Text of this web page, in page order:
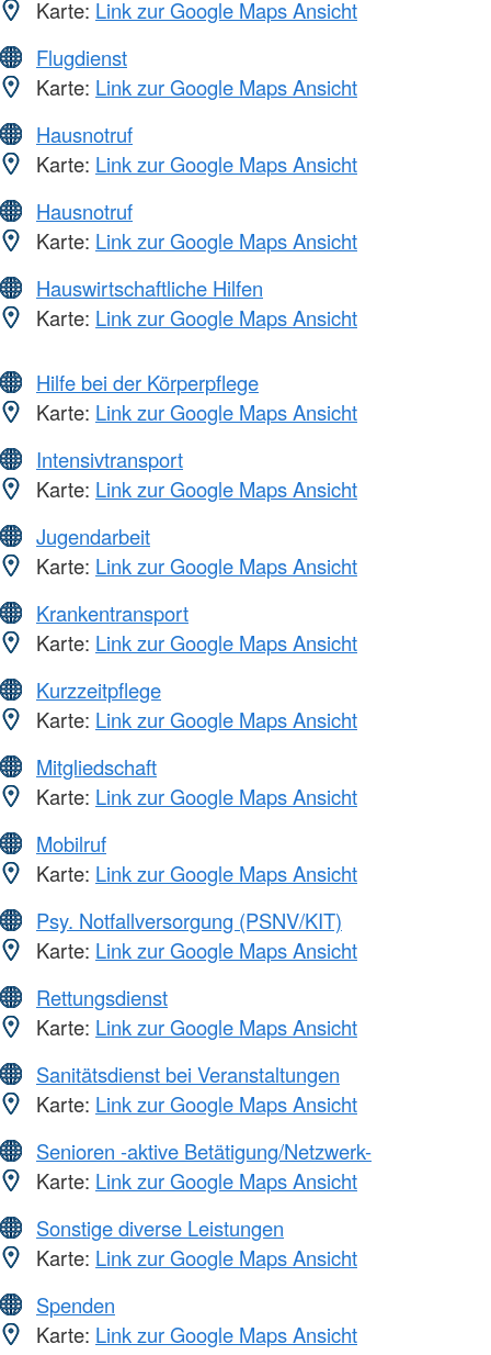
Karte: Link zur Google Maps Ansicht
Flugdienst
Karte: Link zur Google Maps Ansicht
Hausnotruf
Karte: Link zur Google Maps Ansicht
Hausnotruf
Karte: Link zur Google Maps Ansicht
Hauswirtschaftliche Hilfen
Karte: Link zur Google Maps Ansicht
Hilfe bei der Körperpflege
Karte: Link zur Google Maps Ansicht
Intensivtransport
Karte: Link zur Google Maps Ansicht
Jugendarbeit
Karte: Link zur Google Maps Ansicht
Krankentransport
Karte: Link zur Google Maps Ansicht
Kurzzeitpflege
Karte: Link zur Google Maps Ansicht
Mitgliedschaft
Karte: Link zur Google Maps Ansicht
Mobilruf
Karte: Link zur Google Maps Ansicht
Psy. Notfallversorgung (PSNV/KIT)
Karte: Link zur Google Maps Ansicht
Rettungsdienst
Karte: Link zur Google Maps Ansicht
Sanitätsdienst bei Veranstaltungen
Karte: Link zur Google Maps Ansicht
Senioren -aktive Betätigung/Netzwerk-
Karte: Link zur Google Maps Ansicht
Sonstige diverse Leistungen
Karte: Link zur Google Maps Ansicht
Spenden
Karte: Link zur Google Maps Ansicht